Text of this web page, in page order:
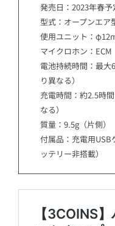
発売日：2023年春予
型式：オープンエア
使用ユニット：
マイクロホン：ECM
電池持続時間：最大
り異なる）
充電時間：約2.5時
なる）
質量：9.5g（片側）
付属品：充電用USB
ッテリー非搭載）